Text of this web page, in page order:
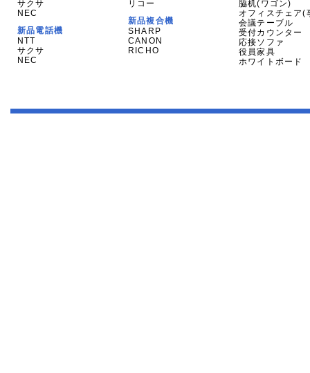
サクサ
NEC
新品電話機
NTT
サクサ
NEC
リコー
新品複合機
SHARP
CANON
RICHO
脇机(ワゴン)
オフィスチェア(
会議テーブル
受付カウンター
応接ソファ
役員家具
ホワイトボード